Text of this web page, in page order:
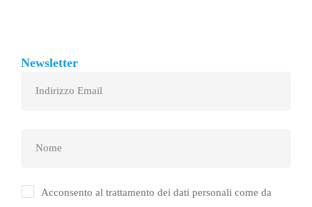
Newsletter
Acconsento al trattamento dei dati personali come da